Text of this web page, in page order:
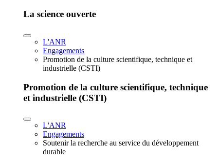
La science ouverte
L'ANR
Engagements
Promotion de la culture scientifique, technique et
industrielle (CSTI)
Promotion de la culture scientifique, technique
et industrielle (CSTI)
L'ANR
Engagements
Soutenir la recherche au service du développement
durable